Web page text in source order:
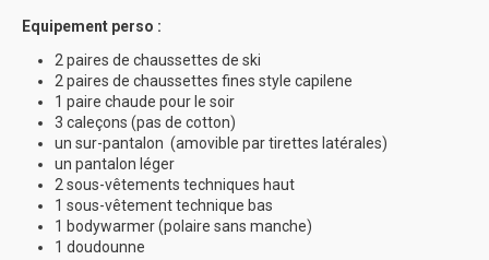
Equipement perso :
2 paires de chaussettes de ski
2 paires de chaussettes fines style capilene
1 paire chaude pour le soir
3 caleçons (pas de cotton)
un sur-pantalon (amovible par tirettes latérales)
un pantalon léger
2 sous-vêtements techniques haut
1 sous-vêtement technique bas
1 bodywarmer (polaire sans manche)
1 doudounne